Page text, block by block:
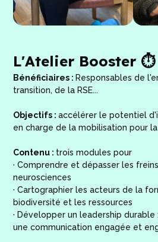
L'Atelier Booster ⏱️
Bénéficiaires : Responsables de
transition, de la RSE...
Objectifs : accélérer le potentiel
en charge de la mobilisation pour
Contenu : trois modules pour
· Comprendre et dépasser les
neurosciences
· Cartographier les acteurs de la
biodiversité et les ressources
· Développer un leadership
une communication engagée et